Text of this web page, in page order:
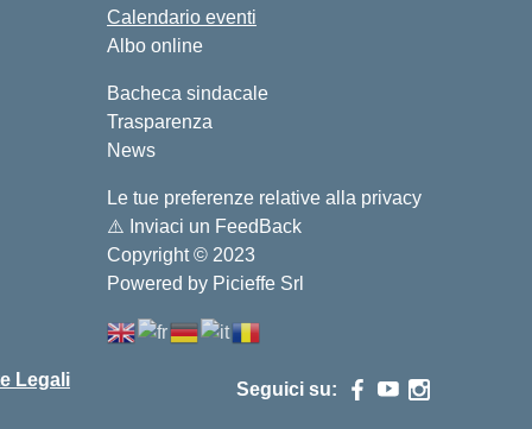
Calendario eventi
Albo online
Bacheca sindacale
Trasparenza
News
Le tue preferenze relative alla privacy
⚠️ Inviaci un FeedBack
Copyright © 2023
Powered by Picieffe Srl
Legali Seguici su: